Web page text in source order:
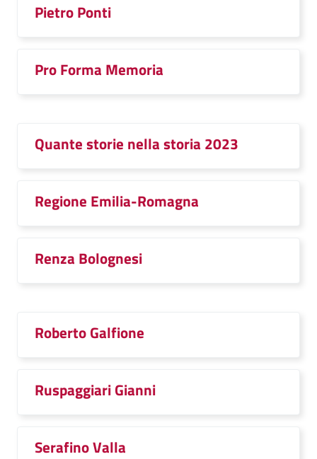
Pietro Ponti
Pro Forma Memoria
Quante storie nella storia 2023
Regione Emilia-Romagna
Renza Bolognesi
Roberto Galfione
Ruspaggiari Gianni
Serafino Valla